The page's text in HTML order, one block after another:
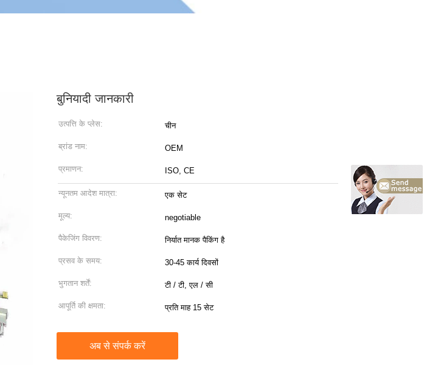
बुनियादी जानकारी
उत्पत्ति के प्लेस: चीन
ब्रांड नाम: OEM
प्रमाणन: ISO, CE
न्यूनतम आदेश मात्रा: एक सेट
मूल्य: negotiable
पैकेजिंग विवरण: निर्यात मानक पैकिंग है
प्रसव के समय: 30-45 कार्य दिवसों
भुगतान शर्तें: टी / टी, एल / सी
आपूर्ति की क्षमता: प्रति माह 15 सेट
अब से संपर्क करें